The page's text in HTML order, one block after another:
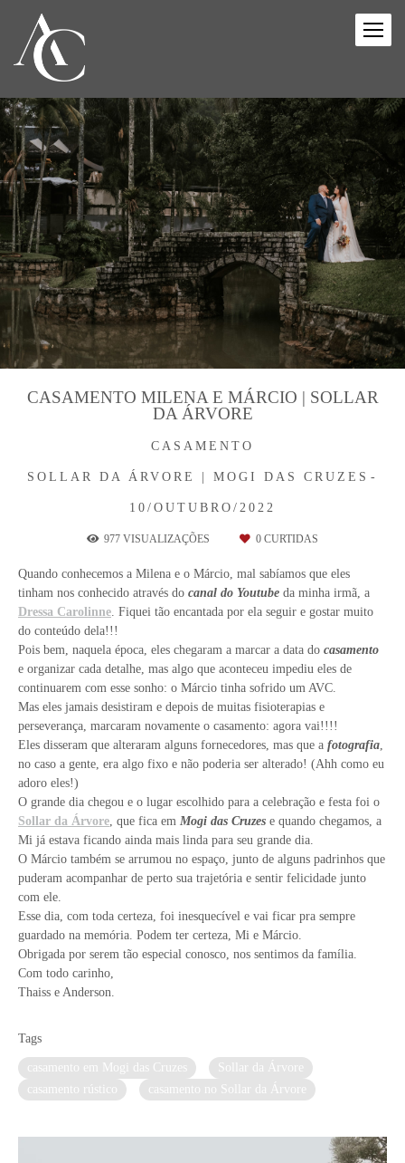
CASAMENTO
SOLLAR DA ÁRVORE | MOGI DAS CRUZES
10/OUTUBRO/2022
CASAMENTO MILENA E MÁRCIO | SOLLAR
DA ÁRVORE
977 VISUALIZAÇÕES 0 CURTIDAS
Quando conhecemos a Milena e o Márcio, mal sabíamos que eles
tinham nos conhecido através do canal do Youtube da minha irmã, a
Dressa Carolinne . Fiquei tão encantada por ela seguir e gostar muito
do conteúdo dela!!!
Pois bem, naquela época, eles chegaram a marcar a data do casamento
e organizar cada detalhe, mas algo que aconteceu impediu eles de
continuarem com esse sonho: o Márcio tinha sofrido um AVC.
Mas eles jamais desistiram e depois de muitas fisioterapias e
perseverança, marcaram novamente o casamento: agora vai!!!!
Eles disseram que alteraram alguns fornecedores, mas que a fotografia
no caso a gente, era algo fixo e não poderia ser alterado! (Ahh como eu
adoro eles!)
O grande dia chegou e o lugar escolhido para a celebração e festa foi o
Sollar da Árvore , que fica em Mogi das Cruzes e quando chegamos, a
Mi já estava ficando ainda mais linda para seu grande dia.
O Márcio também se arrumou no espaço, junto de alguns padrinhos que
puderam acompanhar de perto sua trajetória e sentir felicidade junto
com ele.
Esse dia, com toda certeza, foi inesquecível e vai ficar pra sempre
guardado na memória. Podem ter certeza, Mi e Márcio.
Obrigada por serem tão especial conosco, nos sentimos da família.
Com todo carinho,
Thaiss e Anderson.
Tags
casamento em Mogi das Cruzes
Sollar da Árvore
casamento rústico
casamento no Sollar da Árvore